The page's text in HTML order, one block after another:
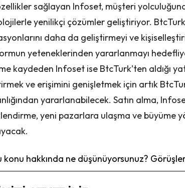
sağlayan Infoset, müşteri
yenilikçi çözümler geliştiriyor.
daha da geliştirmeyi ve
yeteneklerinden yararlanmayı
kaydeden Infoset ise BtcTurk’ten aldığı
ve erişimini genişletmek için artık
yararlanabilecek. Satın alma,
yeni pazarlara ulaşma ve büyüme
konu hakkında ne düşünüyorsunuz?